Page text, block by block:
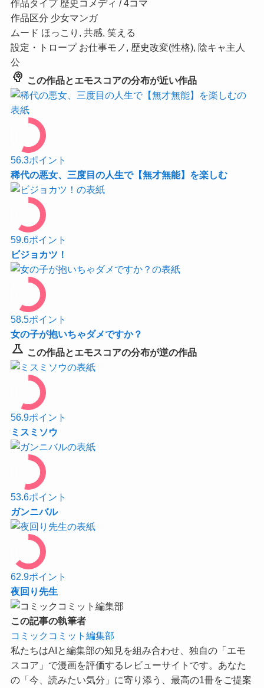
作品タイプ 歴史コメディ / 4コマ
作品区分 少女マンガ
ムード ほっこり, 共感, 笑える
設定・トロープ お仕事モノ, 歴史改変(性格), 陰キャ主人
公
psychology この作品とエモスコアの分布が近い作品
56.3ポイント
稀代の悪女、三度目の人生で【無才無能】を楽しむ
59.6ポイント
ビジョカツ！
58.5ポイント
女の子が抱いちゃダメですか？
science この作品とエモスコアの分布が逆の作品
56.9ポイント
ミスミソウ
53.6ポイント
ガンニバル
62.9ポイント
夜回り先生
この記事の執筆者
コミックコミット編集部
私たちはAIと編集部の知見を組み合わせ、独自の「エモ
スコア」で漫画を評価するレビューサイトです。あなた
の「今、読みたい気分」に寄り添う、最高の1冊をご提案